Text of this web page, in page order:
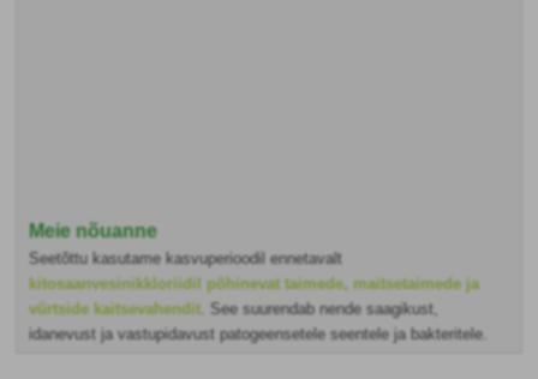
Meie nõuanne
Seetõttu kasutame kasvuperioodil ennetavalt
kitosaanvesinikkloriidil põhinevat taimede, maitsetaimede ja
vürtside kaitsevahendit . See suurendab nende saagikust,
idanevust ja vastupidavust patogeensetele seentele ja bakteritele.